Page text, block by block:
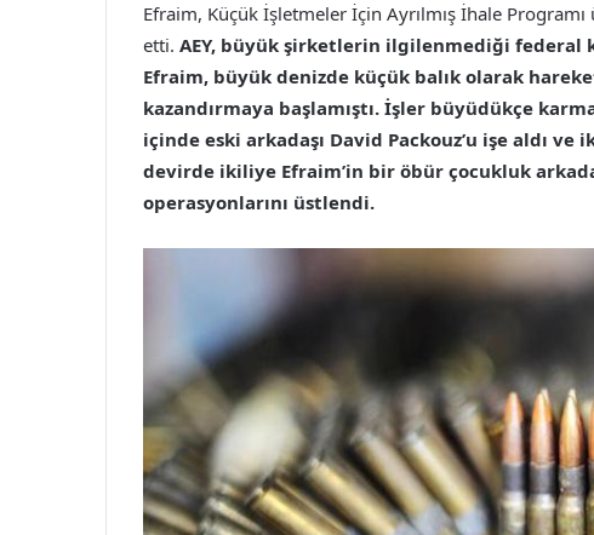
Efraim, Küçük İşletmeler İçin Ayrılmış İhale
etti. AEY, büyük şirketlerin ilgilenmediği federal
Efraim, büyük denizde küçük balık olarak
kazandırmaya başlamıştı. İşler büyüdükçe
içinde eski arkadaşı David Packouz’u işe aldı
devirde ikiliye Efraim’in bir öbür çocukluk
operasyonlarını üstlendi.